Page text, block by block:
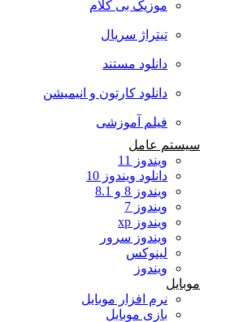
موزیک بی کلام
تیتراژ سریال
دانلود مستند
دانلود کارتون و انیمیشن
فیلم آموزشی
سیستم عامل
ویندوز 11
دانلود ویندوز 10
ویندوز 8 و 8.1
ویندوز 7
ویندوز xp
ویندوز سرور
لینوکس
ویندوز
موبایل
نرم افزار موبایل
بازی موبایل